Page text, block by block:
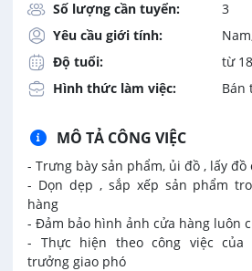
Số lượng cần tuyển:
3
Yêu cầu giới tính:
Độ tuổi:
từ
Hình thức làm việc:
Bán
MÔ TẢ CÔNG VIỆC
- Trưng bày sản phẩm, ủi đồ , lấy
- Dọn dẹp , sắp xếp sản phẩm
hàng
- Đảm bảo hình ảnh cửa hàng luôn
- Thực hiện theo công việc của
trưởng giao phó